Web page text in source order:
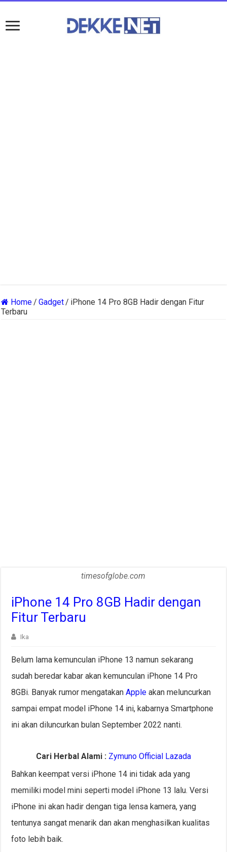
Home/ Gadget/ iPhone 14 Pro 8GB Hadir dengan Fitur
Terbaru
timesofglobe.com
iPhone 14 Pro 8GB Hadir dengan
Fitur Terbaru
Ika
Belum lama kemunculan iPhone 13 namun sekarang
sudah beredar kabar akan kemunculan iPhone 14 Pro
8GBi. Banyak rumor mengatakanApple akan meluncurkan
sampai empat model iPhone 14 ini, kabarnya Smartphone
ini akan diluncurkan bulan September 2022 nanti.
Cari Herbal Alami : Zymuno Official Lazada
Bahkan keempat versi iPhone 14 ini tidak ada yang
memiliki model mini seperti model iPhone 13 lalu. Versi
iPhone ini akan hadir dengan tiga lensa kamera, yang
tentunya sangat menarik dan akan menghasilkan kualitas
foto lebih baik.